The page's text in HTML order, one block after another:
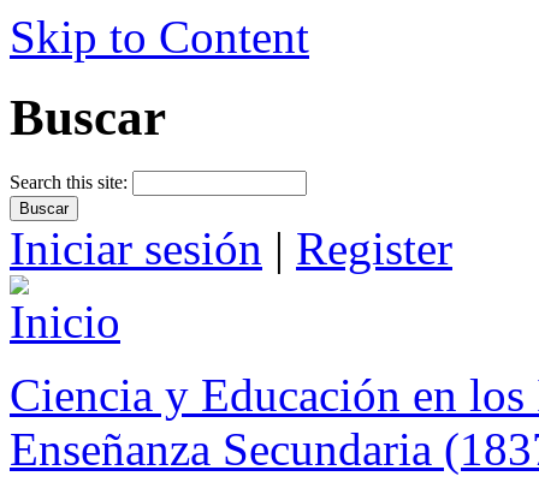
Skip to Content
Buscar
Search this site:
Iniciar sesión | Register
Ciencia y Educación en
Enseñanza Secundaria